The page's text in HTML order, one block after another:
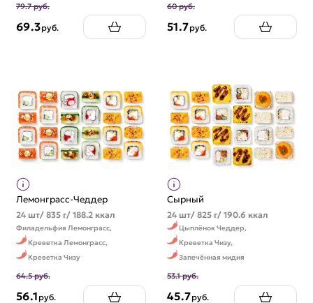
79.7 руб.
69.3руб.
60 руб.
51.7руб.
Лемонграсс-Чеддер
24 шт/ 835 г/ 188.2 ккал
Филадельфия Лемонграсс,
Креветка Лемонграсс,
Креветка Чизу
64.5 руб.
56.1 руб.
Сырный
24 шт/ 825 г/ 190.6 ккал
Цыплёнок Чеддер,
Креветка Чизу,
Запечённая мидия
53.1 руб.
45.7руб.